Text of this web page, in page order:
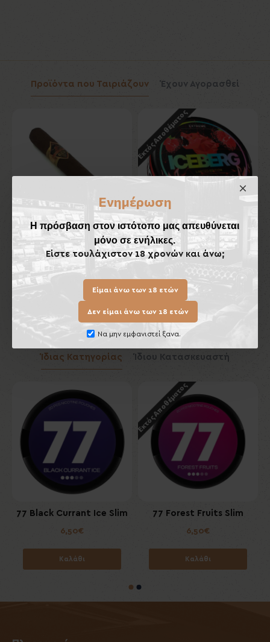
Ενημέρωση
Η πρόσβαση στον ιστότοπο μας απευθύνεται
μόνο σε ενήλικες.
Είστε τουλάχιστον 18 χρονών και άνω;
Είμαι άνω των 18 ετών
Δεν είμαι άνω των 18 ετών
Να μην εμφανιστεί ξανα.
Προϊόντα που Ταιριάζουν Έχουν Αγορασθεί
Principes Maduro Robusto
5,50€
Καλάθι
Εκτός Αποθέματος
ICEBERG Raspberry Gum
Extreme 50mg/gr
6,00€
Καλάθι
Ίδιας Κατηγορίας Ίδιου Κατασκευαστή
77 Black Currant Ice Slim
6,50€
Καλάθι
Εκτός Αποθέματος
77 Forest Fruits Slim
6,50€
Καλάθι